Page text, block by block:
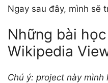
Ngay sau đây, mình sẽ
Những bài
Wikipedia
Chú ý: project này